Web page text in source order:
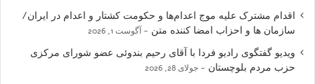
اقدام مشترک علیه موج اعدام‌ها و حکومت کشتار و اعدام در ایران/
سازمان ها و احزاب امضا کننده متن
آگوست 1, 2026
ویدیو گفتگوی رادیو فردا با آقای رحیم بندوئی عضو شورای مرکزی
حزب مردم بلوچستان
جولای 28, 2026